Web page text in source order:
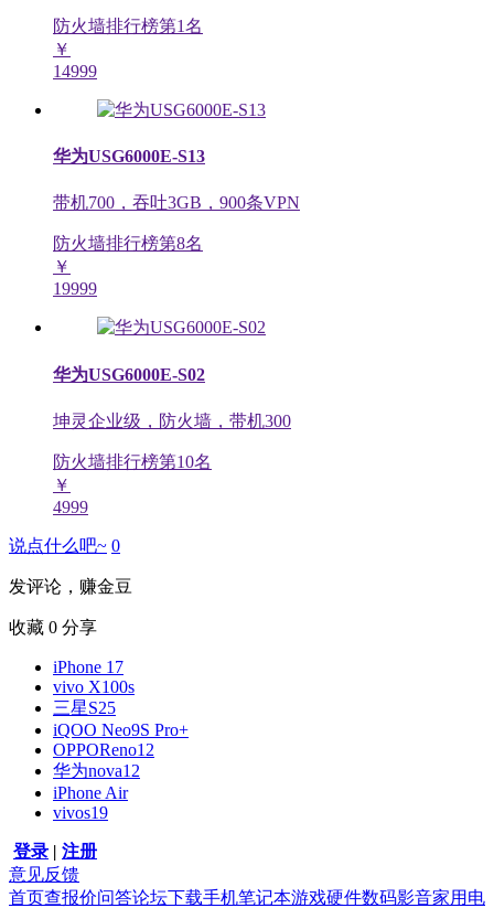
防火墙排行榜第1名
￥
14999
华为USG6000E-S13
带机700，吞吐3GB，900条VPN
防火墙排行榜第8名
￥
19999
华为USG6000E-S02
坤灵企业级，防火墙，带机300
防火墙排行榜第10名
￥
4999
说点什么吧~ 0
发评论，赚金豆
收藏 0 分享
iPhone 17
vivo X100s
三星S25
iQOO Neo9S Pro+
OPPOReno12
华为nova12
iPhone Air
vivos19
登录 | 注册
意见反馈
首页查报价问答论坛下载手机笔记本游戏硬件数码影音家用电